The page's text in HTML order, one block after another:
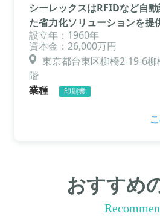
シーレックスはRFIDなど自
た省力化ソリューションを提
設立年：1960年
資本金：26,000万円
東京都台東区柳橋2-19-6
階
業種
印刷業
おすすめ